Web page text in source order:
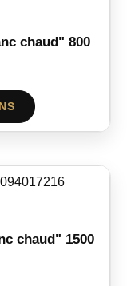
chaud" 800
chaud" 1500